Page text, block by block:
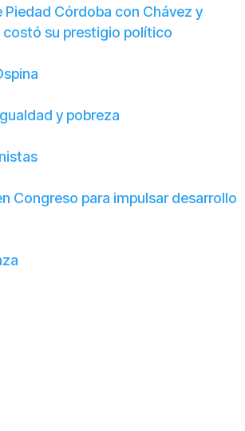
Piedad Córdoba con Chávez y
costó su prestigio político
y pobreza
Congreso para impulsar desarrollo